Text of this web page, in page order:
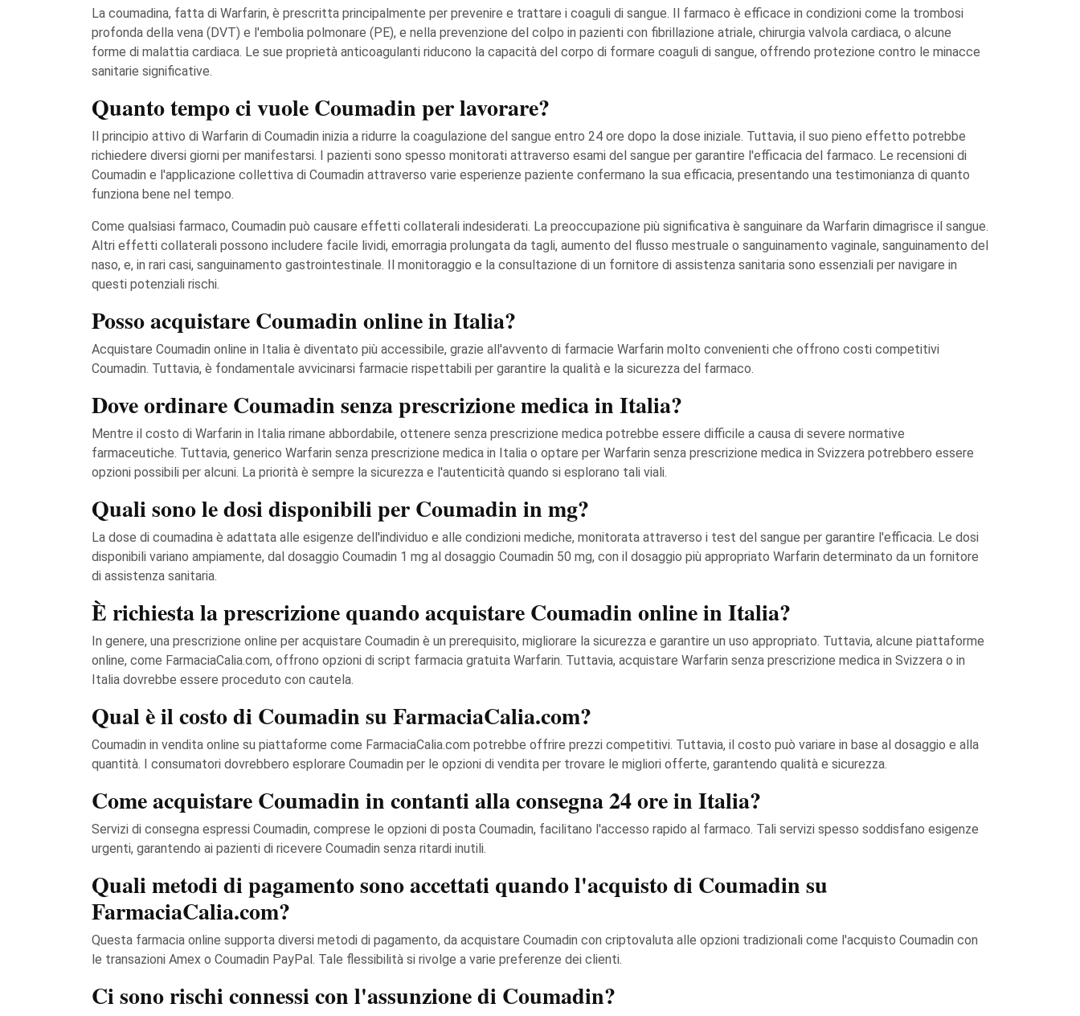
La coumadina, fatta di Warfarin, è prescritta principalmente per prevenire e trattare i coaguli di sangue. Il farmaco è efficace in condizioni come la trombosi
profonda della vena (DVT) e l'embolia polmonare (PE), e nella prevenzione del colpo in pazienti con fibrillazione atriale, chirurgia valvola cardiaca, o alcune
forme di malattia cardiaca. Le sue proprietà anticoagulanti riducono la capacità del corpo di formare coaguli di sangue, offrendo protezione contro le minacce
sanitarie significative.
Quanto tempo ci vuole Coumadin per lavorare?
Il principio attivo di Warfarin di Coumadin inizia a ridurre la coagulazione del sangue entro 24 ore dopo la dose iniziale. Tuttavia, il suo pieno effetto potrebbe
richiedere diversi giorni per manifestarsi. I pazienti sono spesso monitorati attraverso esami del sangue per garantire l'efficacia del farmaco. Le recensioni di
Coumadin e l'applicazione collettiva di Coumadin attraverso varie esperienze paziente confermano la sua efficacia, presentando una testimonianza di quanto
funziona bene nel tempo.
Come qualsiasi farmaco, Coumadin può causare effetti collaterali indesiderati. La preoccupazione più significativa è sanguinare da Warfarin dimagrisce il sangue.
Altri effetti collaterali possono includere facile lividi, emorragia prolungata da tagli, aumento del flusso mestruale o sanguinamento vaginale, sanguinamento del
naso, e, in rari casi, sanguinamento gastrointestinale. Il monitoraggio e la consultazione di un fornitore di assistenza sanitaria sono essenziali per navigare in
questi potenziali rischi.
Posso acquistare Coumadin online in Italia?
Acquistare Coumadin online in Italia è diventato più accessibile, grazie all'avvento di farmacie Warfarin molto convenienti che offrono costi competitivi
Coumadin. Tuttavia, è fondamentale avvicinarsi farmacie rispettabili per garantire la qualità e la sicurezza del farmaco.
Dove ordinare Coumadin senza prescrizione medica in Italia?
Mentre il costo di Warfarin in Italia rimane abbordabile, ottenere senza prescrizione medica potrebbe essere difficile a causa di severe normative
farmaceutiche. Tuttavia, generico Warfarin senza prescrizione medica in Italia o optare per Warfarin senza prescrizione medica in Svizzera potrebbero essere
opzioni possibili per alcuni. La priorità è sempre la sicurezza e l'autenticità quando si esplorano tali viali.
Quali sono le dosi disponibili per Coumadin in mg?
La dose di coumadina è adattata alle esigenze dell'individuo e alle condizioni mediche, monitorata attraverso i test del sangue per garantire l'efficacia. Le dosi
disponibili variano ampiamente, dal dosaggio Coumadin 1 mg al dosaggio Coumadin 50 mg, con il dosaggio più appropriato Warfarin determinato da un fornitore
di assistenza sanitaria.
È richiesta la prescrizione quando acquistare Coumadin online in Italia?
In genere, una prescrizione online per acquistare Coumadin è un prerequisito, migliorare la sicurezza e garantire un uso appropriato. Tuttavia, alcune piattaforme
online, come FarmaciaCalia.com, offrono opzioni di script farmacia gratuita Warfarin. Tuttavia, acquistare Warfarin senza prescrizione medica in Svizzera o in
Italia dovrebbe essere proceduto con cautela.
Qual è il costo di Coumadin su FarmaciaCalia.com?
Coumadin in vendita online su piattaforme come FarmaciaCalia.com potrebbe offrire prezzi competitivi. Tuttavia, il costo può variare in base al dosaggio e alla
quantità. I consumatori dovrebbero esplorare Coumadin per le opzioni di vendita per trovare le migliori offerte, garantendo qualità e sicurezza.
Come acquistare Coumadin in contanti alla consegna 24 ore in Italia?
Servizi di consegna espressi Coumadin, comprese le opzioni di posta Coumadin, facilitano l'accesso rapido al farmaco. Tali servizi spesso soddisfano esigenze
urgenti, garantendo ai pazienti di ricevere Coumadin senza ritardi inutili.
Quali metodi di pagamento sono accettati quando l'acquisto di Coumadin su
FarmaciaCalia.com?
Questa farmacia online supporta diversi metodi di pagamento, da acquistare Coumadin con criptovaluta alle opzioni tradizionali come l'acquisto Coumadin con
le transazioni Amex o Coumadin PayPal. Tale flessibilità si rivolge a varie preferenze dei clienti.
Ci sono rischi connessi con l'assunzione di Coumadin?